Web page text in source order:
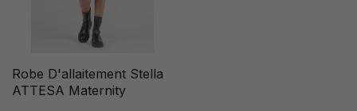
Robe D'allaitement Stella
ATTESA Maternity